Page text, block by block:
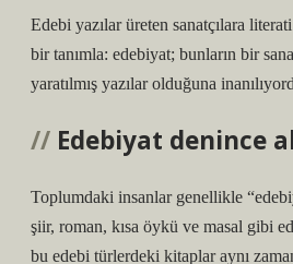
Edebi yazılar üreten sanatçılara literati
bir tanımla: edebiyat; bunların bir
yaratılmış yazılar olduğuna
Edebiyat denince
Toplumdaki insanlar genellikle
şiir, roman, kısa öykü ve masal gibi
bu edebi türlerdeki kitaplar aynı